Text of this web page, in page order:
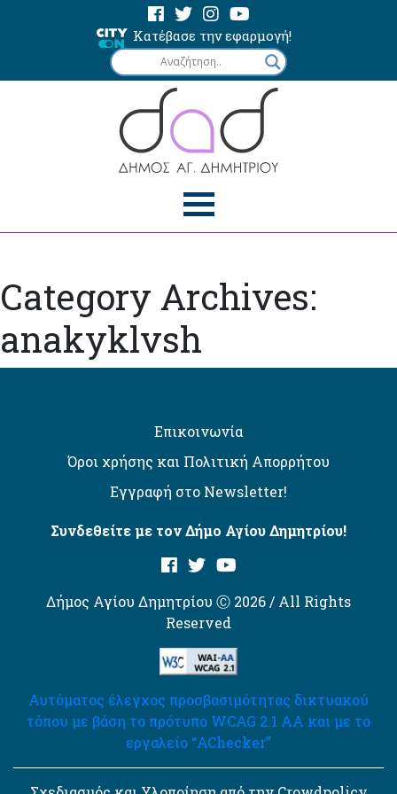
Κατέβασε την εφαρμογή!
Category Archives:
anakyklvsh
Επικοινωνία
Όροι χρήσης και Πολιτική Απορρήτου
Εγγραφή στο Newsletter!
Συνδεθείτε με τον Δήμο Αγίου Δημητρίου!
Δήμος Αγίου Δημητρίου Ⓒ 2026 / All Rights
Reserved
Αυτόματος έλεγχος προσβασιμότητας δικτυακού
τόπου με βάση το πρότυπο WCAG 2.1 AA και με το
εργαλείο “AChecker”